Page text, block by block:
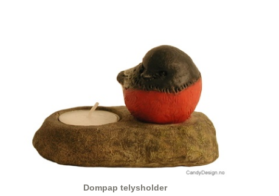
Dompap telysholder